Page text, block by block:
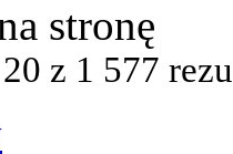
stronę
z 1 577